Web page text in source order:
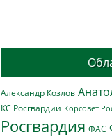
Александр Козлов
КС Росгвардии Корсовет
Росгвардия ФАС